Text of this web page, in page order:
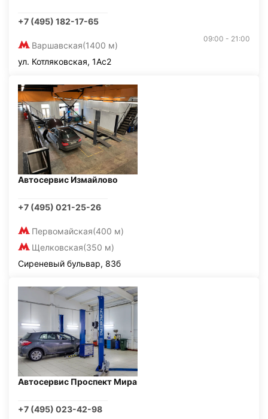
+7 (495) 182-17-65
Варшавская(1400 м)
09:00 - 21:00
ул. Котляковская, 1Ас2
Автосервис Измайлово
+7 (495) 021-25-26
Первомайская(400 м)
Щелковская(350 м)
Сиреневый бульвар, 83б
Автосервис Проспект Мира
+7 (495) 023-42-98